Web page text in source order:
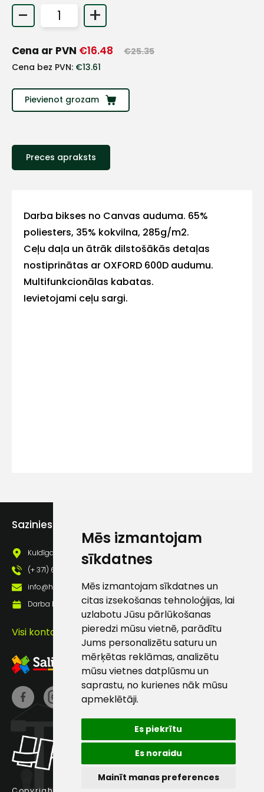
Mēs izmantojam
sīkdatnes
Mēs izmantojam sīkdatnes un
citas izsekošanas tehnoloģijas, lai
uzlabotu Jūsu pārlūkošanas
pieredzi mūsu vietnē, parādītu
Jums personalizētu saturu un
mērķētas reklāmas, analizētu
mūsu vietnes datplūsmu un
saprastu, no kurienes nāk mūsu
apmeklētāji.
Es piekrītu
Es noraidu
Mainīt manas preferences
- +
Cena ar PVN €16.48 €25.35
Cena bez PVN: €13.61
Pievienot grozam
Preces apraksts
Darba bikses no Canvas auduma. 65%
poliesters, 35% kokvilna, 285g/m2.
Ceļu daļa un ātrāk dilstošākās detaļas
nostiprinātas ar OXFORD 600D audumu.
Multifunkcionālas kabatas.
Ievietojami ceļu sargi.
Sazinies ar mums
Kuldīgas iela 69a, Saldus, Saldus nov., LV - 3801
(+ 371) 63 881 186
info@hards.lv
Darba laiks: Darbadienās: 8:00 - 17:00
Visi kontakti
Sazinies
E-pasts
pastā
Sūtīt ziņojumu
Klientu
atbalsts
Darbdienās:
8:00 – 17:00
186
info@hards.lv
+